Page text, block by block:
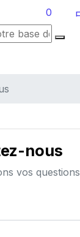
0
nous
vos questions